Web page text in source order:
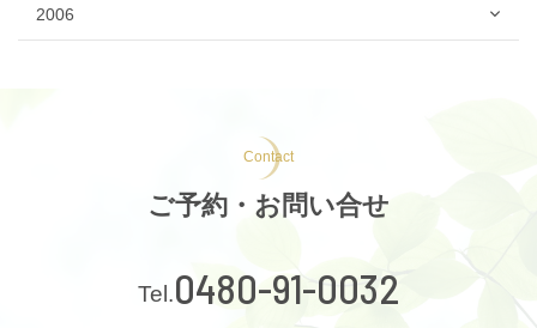
2006
Contact
ご予約・お問い合せ
0480-91-0032